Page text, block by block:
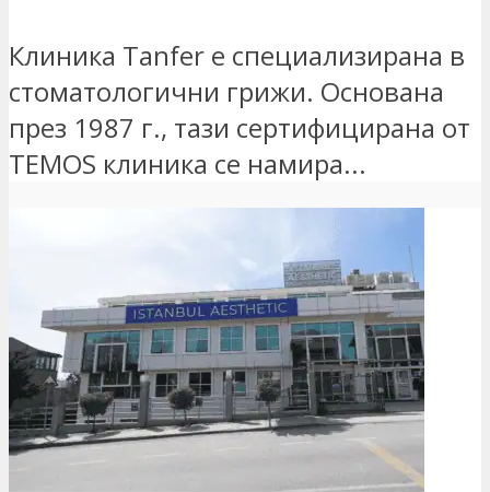
Клиника Tanfer е специализирана в
стоматологични грижи. Основана
през 1987 г., тази сертифицирана от
TEMOS клиника се намира...